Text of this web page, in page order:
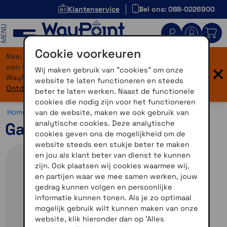
Klantenservice Bel ons: 088-0226900
Nee, je bent niet verdwaald! Onze website heeft
een flinke upgrade gekregen. Dezelfde vertrouwde
WayPoint-service, maar dan in een modern jasje.
Ontdek hier wat er allemaal nieuw is.
×
Home >Navigatie >Vrachtwagen & 4x4 >Garmin Tread
Garmin Tread SxS editie
Cookie voorkeuren
Wij maken gebruik van "cookies" om onze
website te laten functioneren en steeds
beter te laten werken. Naast de functionele
cookies die nodig zijn voor het functioneren
van de website, maken we ook gebruik van
analytische cookies. Deze analytische
cookies geven ons de mogelijkheid om de
website steeds een stukje beter te maken
en jou als klant beter van dienst te kunnen
zijn. Ook plaatsen wij cookies waarmee wij,
en partijen waar we mee samen werken, jouw
gedrag kunnen volgen en persoonlijke
informatie kunnen tonen. Als je zo optimaal
mogelijk gebruik wilt kunnen maken van onze
website, klik hieronder dan op 'Alles